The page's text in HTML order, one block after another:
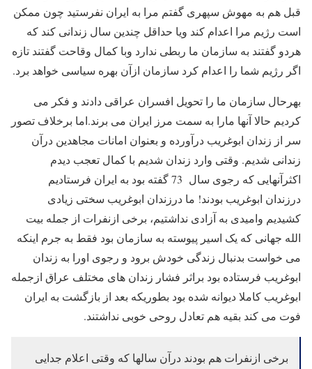
قبل هم به مهوش سپهری گفتم مرا به ایران نفرستید چون ممکن
است رژیم مرا اعدام کند ویا حداقل چندین سال زندانی کند که
هردو گفتند به سازمان ما ربطی ندارد وبا کمال وقاحت گفتند تازه
اگر رژیم شما را اعدام کرد سازمان ازآن بهره سیاسی خواهد برد.
بهرحال سازمان ما را تحویل افسران عراقی دادند و فکر می
کردیم حالا آنها مارا به سمت مرز ایران می برند.اما برخلاف تصور
سر از زندان ابوغریب درآورده و بعنوان امانات مجاهدین درآن
زندانی شدیم. وقتی وارد زندان شدیم با کمال تعجب دیدم
اکثرآنهایی که رجوی سال 73 گفته بود به ایران فرستادیم
درزندان ابوغریب بودند! ما درزندان ابوغریب سختی زیادی
کشیدیم وامیدی به آزادی نداشتیم، برخی ازنفرات از جمله بیت
الله جهانی که یک اسیر پیوسته به سازمان بود فقط به جرم اینکه
می خواست بدنبال زندگی خودش برود و رجوی اورا به زندان
ابوغریب فرستاده بود براثر فشار زندان های مختلف عراق ازجمله
ابوغریب کاملا دیوانه شده بود بطوریکه بعد از بازگشت به ایران
فوت می کند بقیه هم تعادل روحی خوبی نداشتند.
برخی ازنفرات هم بودند درآن سالها که وقتی اعلام جدایی